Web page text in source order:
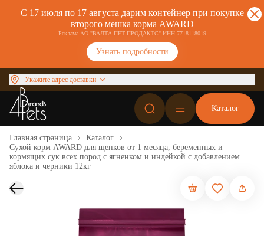
С 17 июля по 17 августа дарим контейнер при покупке
второго мешка корма AWARD
Реклама АО "ВАЛТА ПЕТ ПРОДАКТС" ИНН 7718118019
Узнать подробности
Укажите адрес доставки
Каталог
Главная страница
Каталог
Сухой корм AWARD для щенков от 1 месяца, беременных и
кормящих сук всех пород с ягненком и индейкой с добавлением
яблока и черники 12кг